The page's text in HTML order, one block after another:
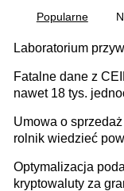
Popularne
Laboratorium
Fatalne dane z
nawet 18 tys.
Umowa o
rolnik wiedzieć
Optymalizacja
kryptowaluty za